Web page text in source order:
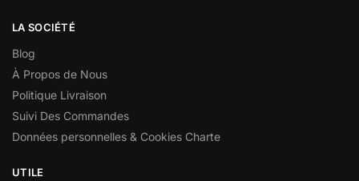
LA SOCIÉTÉ
Blog
À Propos de Nous
Politique Livraison
Suivi Des Commandes
Données personnelles & Cookies Charte
UTILE